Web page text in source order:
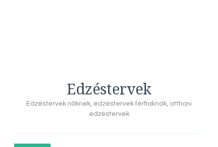
Edzéstervek
Edzéstervek nőknek, edzéstervek férfiaknak, otthoni
edzéstervek